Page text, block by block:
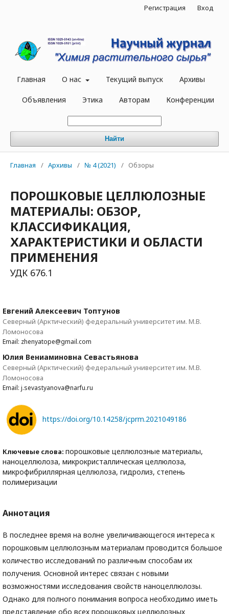
Главная О нас Текущий выпуск Архивы
Объявления Этика Авторам Конференции
Найти
Регистрация Вход
Главная / Архивы / № 4 (2021) / Обзоры
ПОРОШКОВЫЕ ЦЕЛЛЮЛОЗНЫЕ
МАТЕРИАЛЫ: ОБЗОР,
КЛАССИФИКАЦИЯ,
ХАРАКТЕРИСТИКИ И ОБЛАСТИ
ПРИМЕНЕНИЯ
УДК 676.1
Евгений Алексеевич Топтунов
Северный (Арктический) федеральный университет им. М.В.
Ломоносова
Email: zhenyatope@gmail.com
Юлия Вениаминовна Севастьянова
Северный (Арктический) федеральный университет им. М.В.
Ломоносова
Email: j.sevastyanova@narfu.ru
https://doi.org/10.14258/jcprm.2021049186
Ключевые слова: порошковые целлюлозные материалы,
наноцеллюлоза, микрокристаллическая целлюлоза,
микрофибриллярная целлюлоза, гидролиз, степень
полимеризации
Аннотация
В последнее время на волне увеличивающегося интереса к
порошковым целлюлозным материалам проводится большое
количество исследований по различным способам их
получения. Основной интерес связан с новыми
возможностями исследования свойств наноцеллюлозы.
Однако для полного понимания вопроса необходимо иметь
представление обо всех порошковых целлюлозных